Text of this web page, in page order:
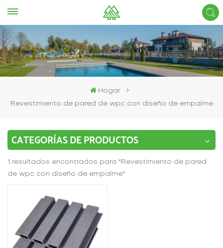
Hogar
Revestimiento de pared de wpc con diseño de empalme
CATEGORÍAS DE PRODUCTOS
1 resultados encontrados para "Revestimiento de pared
de wpc con diseño de empalme"